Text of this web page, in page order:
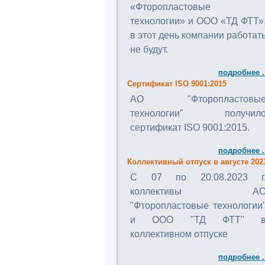
«Фторопластовые
технологии» и ООО «ТД ФТТ»,
в этот день компании
не будут.
подробнее
Сертификат ISO 9001:2015
АО "Фторопластовые
технологии"
сертификат ISO 9001:2015.
подробнее
Коллективный отпуск в августе
C 07 по 20.08.2023 г.
коллективы
"Фторопластовые технологии"
и ООО "ТД ФТТ" в
коллективном отпуске
подробнее